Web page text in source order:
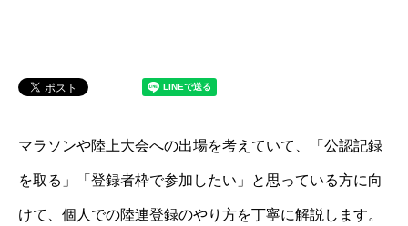
マラソンや陸上大会への出場を考えていて、「公認記録
を取る」「登録者枠で参加したい」と思っている方に向
けて、個人での陸連登録のやり方を丁寧に解説します。